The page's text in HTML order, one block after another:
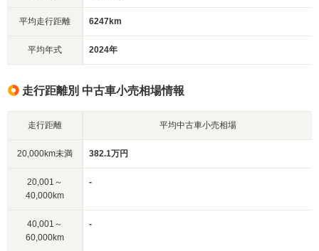
平均走行距離 6247km
平均年式 2024年
走行距離別 中古車小売相場情報
走行距離 平均中古車小売相場
20,000km未満 382.1万円
20,001～
40,000km
-
40,001～
60,000km
-